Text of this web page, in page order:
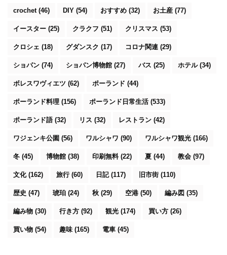
crochet(46) DIY (54) おすすめ (32) お土産 (77)
イースター (25) クラクフ (51) クリスマス (53)
クロシェ (18) グダンスク (17) コロナ関連 (29)
ショパン (74) ショパン博物館 (27) バス (25) ホテル(34)
ボレスワヴィエツ (62) ポーランド (44)
ポーランド料理 (156) ポーランド日常生活(533)
ポーランド語(32) リス (32) レストラン (42)
ワジェンキ公園 (56) ワルシャワ (90) ワルシャワ観光 (166)
冬 (45) 博物館 (38) 印刷無料(22) 夏 (44) 教会 (97)
文化(162) 旅行 (60) 日記(117) 旧市街 (110)
歴史 (47) 琥珀 (24) 秋 (29) 空港 (50) 編み図 (35)
編み物 (30) 行き方 (92) 観光 (174) 買い方 (26)
買い物 (54) 趣味(165) 電車 (45)